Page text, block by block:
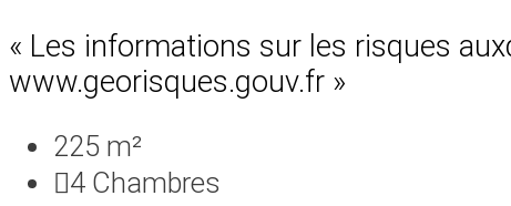
« Les informations sur les risques
www.georisques.gouv.fr »
225 m²
4 Chambres